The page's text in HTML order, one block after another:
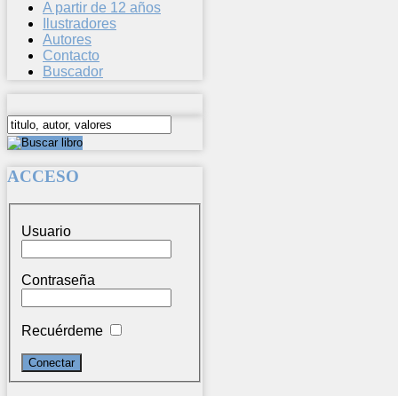
A partir de 12 años
Ilustradores
Autores
Contacto
Buscador
ACCESO
Usuario
Contraseña
Recuérdeme